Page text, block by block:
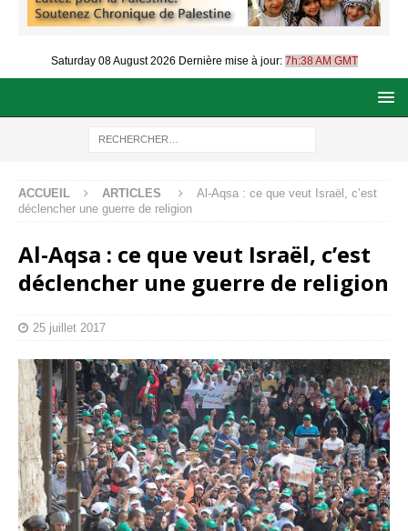
Saturday 08 August 2026 Dernière mise à jour: 7h:38 AM GMT
ACCUEIL ARTICLES
Al-Aqsa : ce que veut Israël, c’est
déclencher une guerre de religion
Al-Aqsa : ce que veut Israël, c’est
déclencher une guerre de religion
25 juillet 2017